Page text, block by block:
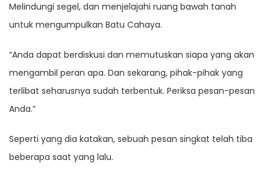
Melindungi segel, dan menjelajahi ruang bawah tanah
untuk mengumpulkan Batu Cahaya.
“Anda dapat berdiskusi dan memutuskan siapa yang akan
mengambil peran apa. Dan sekarang, pihak-pihak yang
terlibat seharusnya sudah terbentuk. Periksa pesan-pesan
Anda.”
Seperti yang dia katakan, sebuah pesan singkat telah tiba
beberapa saat yang lalu.